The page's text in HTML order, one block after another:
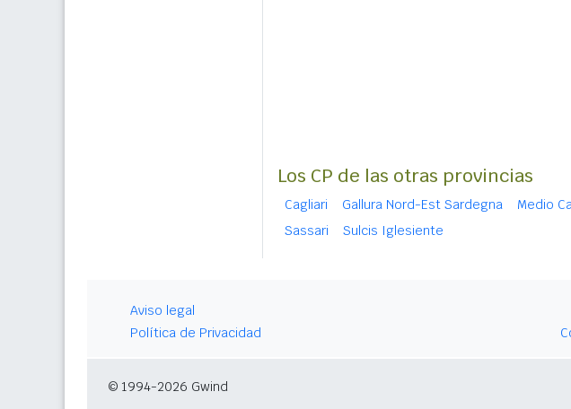
Los CP de las otras provincias
Cagliari Gallura Nord-Est Sardegna Medio
Sassari
Sulcis Iglesiente
Aviso legal
Política de Privacidad
© 1994-2026 Gwind